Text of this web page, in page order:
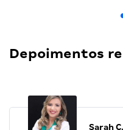
Depoimentos
Sarah C.